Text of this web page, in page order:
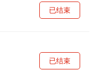
已结束
已结束